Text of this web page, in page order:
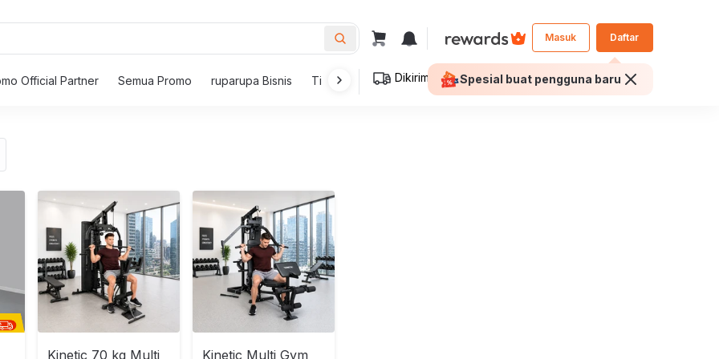
Masuk Daftar
Welcome Voucher Total Rp300rb!
Dekorasi
Furnitur
Textile
Bangku
Kursi Outdoor
Payung Taman dan Gazebo
Meja Taman
Kursi Taman
Set Furnitur Outdoor
Lampu
Meja Makan
Meja Tamu
Meja Konsol dan Foyer
Official Partner Semua Promo ruparupa Bisnis Tips Memilih SepraiDikirim ke:Jakarta Selatan Personal Bisnis
Kinetic 70 kg Multi
Kinetic Multi Gym